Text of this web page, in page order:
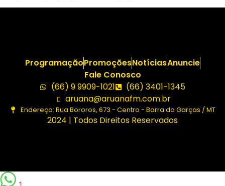
ProgramaçãoPromoçõesNotíciasAnuncie
Fale Conosco
(66) 9 9909-1021
(66) 3401-1345
aruana@aruanafm.com.br
Endereço: Rua Bororos, 673 - Centro - Barra do Garças / MT
2024 | Todos Direitos Reservados